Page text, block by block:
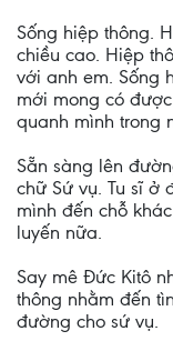
Sống hiệp thông.
chiều cao. Hiệp
với anh em. Sống
mới mong có
quanh mình trong
Sẵn sàng lên
chữ Sứ vụ. Tu sĩ ở
mình đến chỗ
luyến nữa.
Say mê Đức Kitô
thông nhằm đến
đường cho sứ vụ.